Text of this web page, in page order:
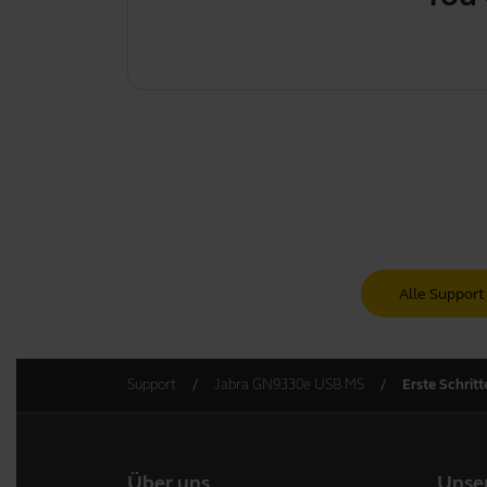
Alle
Support Jabra GN9330e USB MS Erste